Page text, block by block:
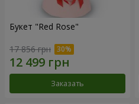
Букет "Red Rose"
17 856 грн
Заказать